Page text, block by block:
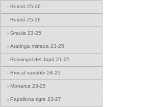
- Reietó 25-26
- Reietó 25-26
- Graula 23-25
- Aratinga mitrada 23-25
- Rossinyol del Japó 21-25
- Brocat variable 24-25
- Monarca 23-25
- Papallona tigre 23-27